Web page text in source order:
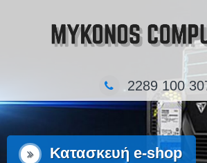
2289 100
Κατασκευή e-shop